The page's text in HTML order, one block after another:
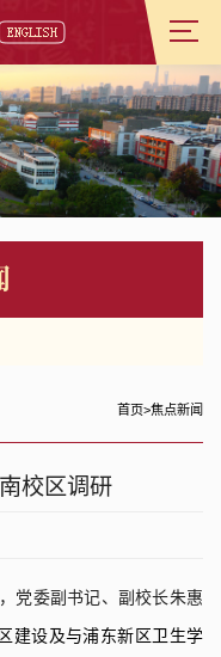
首页>焦点新闻
校区调研
，党委副书记、副校长朱惠
建设及与浦东新区卫生学